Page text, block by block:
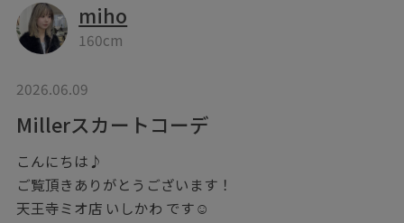
miho
160cm
2026.06.09
Millerスカートコーデ
こんにちは♪
ご覧頂きありがとうございます！
天王寺ミオ店 いしかわ です☺︎